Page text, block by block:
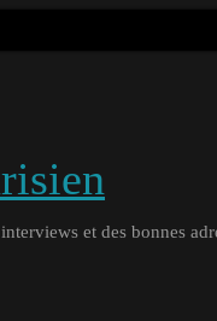
et des bonnes